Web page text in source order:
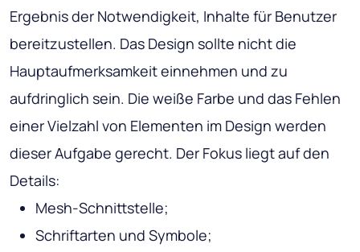
Ergebnis der Notwendigkeit, Inhalte für Benutzer
bereitzustellen. Das Design sollte nicht die
Hauptaufmerksamkeit einnehmen und zu
aufdringlich sein. Die weiße Farbe und das Fehlen
einer Vielzahl von Elementen im Design werden
dieser Aufgabe gerecht. Der Fokus liegt auf den
Details:
Mesh-Schnittstelle;
Schriftarten und Symbole;